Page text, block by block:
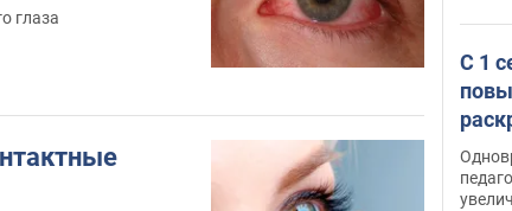
глаза
С 1